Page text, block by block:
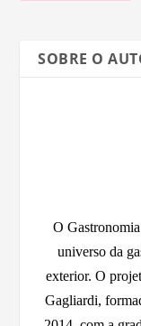
SOBRE O
O
universo da
exterior. O
Gagliardi,